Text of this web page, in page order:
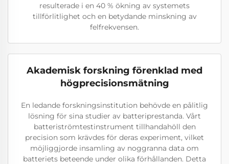
resulterade i en 40 % ökning av systemets
tillförlitlighet och en betydande minskning av
felfrekvensen.
Akademisk forskning förenklad med
högprecisionsmätning
En ledande forskningsinstitution behövde en pålitlig
lösning för sina studier av batteriprestanda. Vårt
batteriströmtestinstrument tillhandahöll den
precision som krävdes för deras experiment, vilket
möjliggjorde insamling av noggranna data om
batteriets beteende under olika förhållanden. Detta